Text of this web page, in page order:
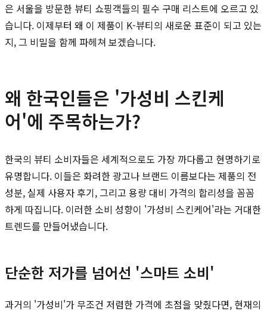
은 서울을 방문한 뷰티 쇼핑객들의 필수 구매 리스트에 오르고 있
습니다. 이제부터 왜 이 제품이 K-뷰티의 새로운 표준이 되고 있는
지, 그 비밀을 함께 파헤쳐 보겠습니다.
왜 한국인들은 '가성비 스킨케
어'에 주목하는가?
한국의 뷰티 소비자들은 세계적으로도 가장 까다롭고 현명하기로
유명합니다. 이들은 화려한 광고나 브랜드 이름보다는 제품의 전
성분, 실제 사용자 후기, 그리고 용량 대비 가격의 합리성을 꼼꼼
하게 따집니다. 이러한 소비 성향이 '가성비 스킨케어'라는 거대한
트렌드를 만들어냈습니다.
단순한 저가를 넘어선 '스마트 소비'
과거의 '가성비'가 무조건 저렴한 가격에 초점을 맞췄다면, 현재의